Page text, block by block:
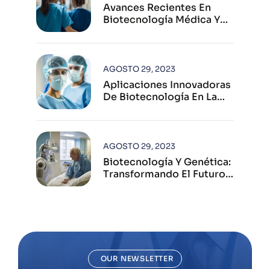
Avances Recientes En
Biotecnología Médica Y
Aplicaciones Innovadoras
De Biotecnología En La
Moderna
AGOSTO 29, 2023
Biotecnología Y Genética:
Transformando El Futuro
AGOSTO 29, 2023
OUR NEWSLETTER